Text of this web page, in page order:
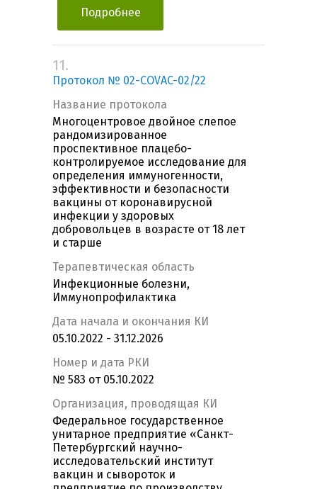
Подробнее
11.
Протокол № 02-COVAC-02/22
Название протокола
Многоцентровое двойное слепое
рандомизированное
проспективное плацебо-
контролируемое исследование для
определения иммуногенности,
эффективности и безопасности
вакцины от коронавирусной
инфекции у здоровых
добровольцев в возрасте от 18 лет
и старше
Терапевтическая область
Инфекционные болезни,
Иммунопрофилактика
Дата начала и окончания КИ
05.10.2022 - 31.12.2026
Номер и дата РКИ
№ 583 от 05.10.2022
Организация, проводящая КИ
Федеральное государственное
унитарное предприятие «Санкт-
Петербургский научно-
исследовательский институт
вакцин и сывороток и